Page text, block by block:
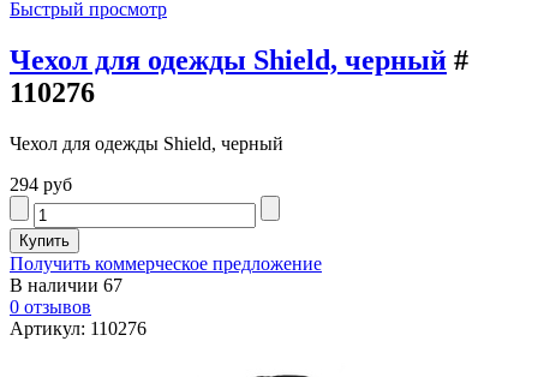
Быстрый просмотр
Чехол для одежды Shield, черный #
110276
Чехол для одежды Shield, черный
294 руб
Получить коммерческое предложение
В наличии 67
0 отзывов
Артикул: 110276